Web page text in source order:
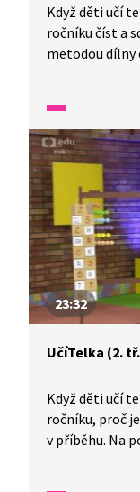
Když děti učí
ročníku číst a
metodou dílny
zkušenostmi.
čtenářských
23:32
UčíTelka (2.
Když děti učí
ročníku, proč
v příběhu. Na